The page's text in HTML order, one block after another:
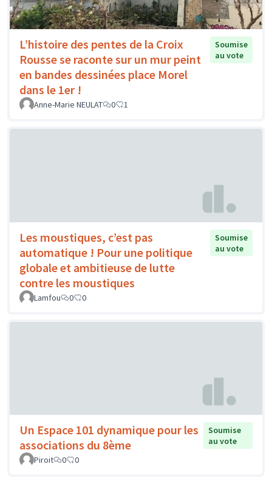
L’histoire des pentes de la Croix
Rousse se raconte sur un mur peint
en bandes dessinées place Morel
dans le 1er !
Soumise
au vote
Anne-Marie NEULAT 0 1
Les moustiques, c’est pas
automatique ! Pour une politique
globale et ambitieuse de lutte
contre les moustiques
Soumise
au vote
Lamfou 0 0
Un Espace 101 dynamique pour les
associations du 8ème
Soumise
au vote
Piroit
0 0